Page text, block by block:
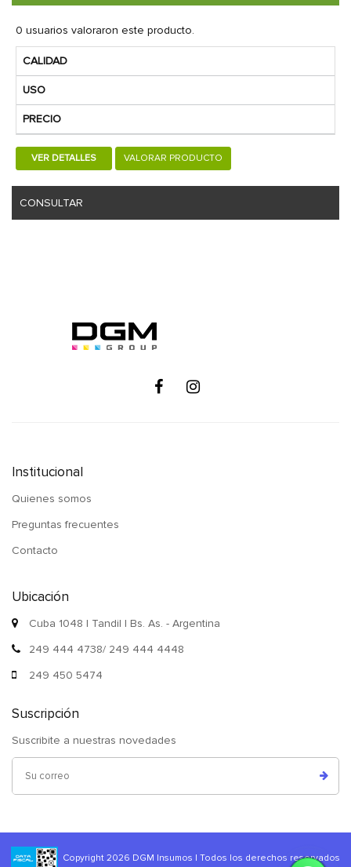
0 usuarios valoraron este producto.
CALIDAD
USO
PRECIO
VER DETALLES VALORAR PRODUCTO
CONSULTAR
Institucional
Quienes somos
Preguntas frecuentes
Contacto
Ubicación
Cuba 1048 | Tandil | Bs. As. - Argentina
249 444 4738/ 249 444 4448
249 450 5474
Suscripción
Suscribite a nuestras novedades
Copyright 2026 DGM Insumos | Todos los derechos reservados